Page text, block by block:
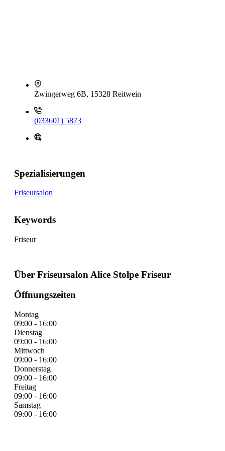
Zwingerweg 6B, 15328 Reitwein
(033601) 5873
Spezialisierungen
Friseursalon
Keywords
Friseur
Über Friseursalon Alice Stolpe Friseur
Öffnungszeiten
Montag
09:00 - 16:00
Dienstag
09:00 - 16:00
Mittwoch
09:00 - 16:00
Donnerstag
09:00 - 16:00
Freitag
09:00 - 16:00
Samstag
09:00 - 16:00